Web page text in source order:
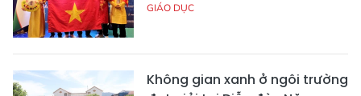
GIÁO DỤC
Không gian xanh ở ngôi trường